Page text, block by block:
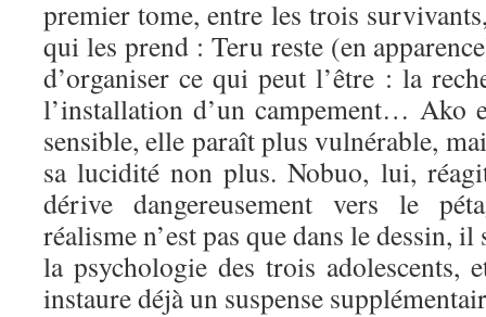
premier tome, entre les trois
qui les prend : Teru reste (en
d’organiser ce qui peut l’être : la
l’installation d’un campement… Ako
sensible, elle paraît plus vulnérable,
sa lucidité non plus. Nobuo, lui,
dérive dangereusement vers le
réalisme n’est pas que dans le dessin, il
la psychologie des trois adolescents,
instaure déjà un suspense